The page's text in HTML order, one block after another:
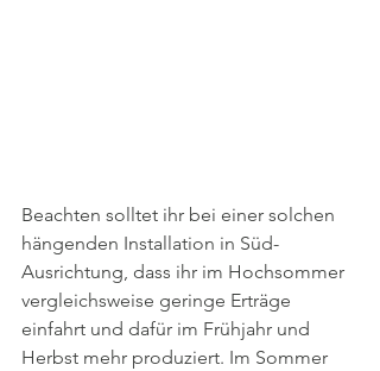
Beachten solltet ihr bei einer solchen
hängenden Installation in Süd-
Ausrichtung, dass ihr im Hochsommer
vergleichsweise geringe Erträge
einfahrt und dafür im Frühjahr und
Herbst mehr produziert. Im Sommer